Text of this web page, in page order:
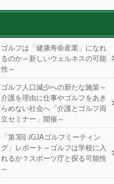
ゴルフは「健康寿命産業」になれ
るのか～新しいウェルネスの可能
性～
ゴルフ人口減少への新たな施策～
介護を理由に仕事やゴルフをあき
らめない社会へ「介護とゴルフ両
立セミナー」開催～
「第3回 JGJAゴルフミーティン
グ」レポート～ゴルフは学校に入
れるか？スポーツ庁と探る可能性
～